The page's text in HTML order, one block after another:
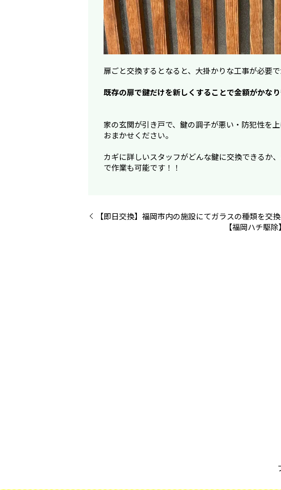
扉ごと交換するとなると、大掛かりな工事が必要
既存の扉で鍵だけを新しくすることで金額がかなり
家の玄関が引き戸で、鍵の調子が悪い・防犯性を
おまかせください。
カギに詳しいスタッフがどんな鍵に交換できるか
で作業も可能です！！
【即日交換】福岡市内の施設にてガラスの種類を交換
【福岡ハチ駆